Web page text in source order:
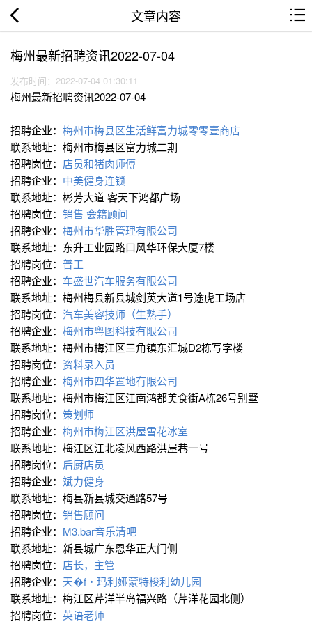
文章内容
梅州最新招聘资讯2022-07-04
发布时间：2022-07-04 01:30:11
梅州最新招聘资讯2022-07-04
招聘企业： 梅州市梅县区生活鲜富力城零零壹商店
联系地址：梅州市梅县区富力城二期
招聘岗位： 店员和猪肉师傅
招聘企业： 中美健身连锁
联系地址：彬芳大道 客天下鸿都广场
招聘岗位： 销售 会籍顾问
招聘企业： 梅州市华胜管理有限公司
联系地址：东升工业园路口风华环保大厦7楼
招聘岗位： 普工
招聘企业： 车盛世汽车服务有限公司
联系地址：梅州梅县新县城剑英大道1号途虎工场店
招聘岗位： 汽车美容技师（生熟手）
招聘企业： 梅州市粤图科技有限公司
联系地址：梅州市梅江区三角镇东汇城D2栋写字楼
招聘岗位： 资料录入员
招聘企业： 梅州市四华置地有限公司
联系地址：梅州市梅江区江南鸿都美食街A栋26号别墅
招聘岗位： 策划师
招聘企业： 梅州市梅江区洪屋雪花冰室
联系地址：梅江区江北凌风西路洪屋巷一号
招聘岗位： 后厨店员
招聘企业： 斌力健身
联系地址：梅县新县城交通路57号
招聘岗位： 销售顾问
招聘企业： M3.bar音乐清吧
联系地址：新县城广东恩华正大门侧
招聘岗位： 店长，主管
招聘企业： 天�f・玛利娅蒙特梭利幼儿园
联系地址：梅江区芹洋半岛福兴路（芹洋花园北侧）
招聘岗位： 英语老师